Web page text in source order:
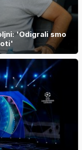
'Odigrali smo